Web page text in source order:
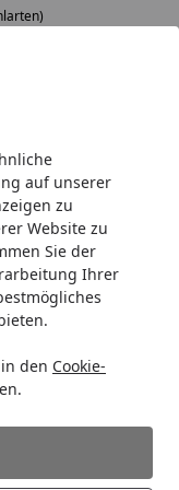
auf unserer
zu
Website zu
Sie der
Ihrer
den Cookie-
an?
Versand mit
Sie als
von DHL.
wählen. Die
dieses